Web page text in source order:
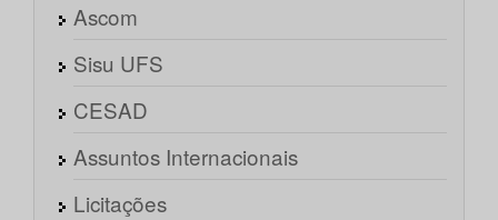
Ascom
Sisu UFS
CESAD
Assuntos Internacionais
Licitações